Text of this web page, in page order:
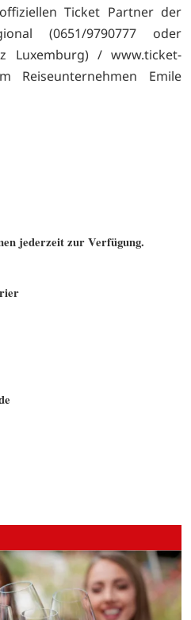
offiziellen Ticket Partner der
(0651/9790777 oder
Luxemburg) / www.ticket-
Reiseunternehmen Emile
jederzeit zur Verfügung.